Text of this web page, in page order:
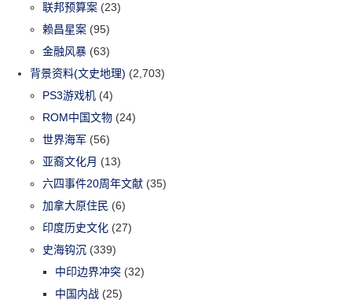
联邦预算案 (23)
赖昌星案 (95)
金融风暴 (63)
背景资料(文史地理) (2,703)
PS3游戏机 (4)
ROM中国文物 (24)
世界海军 (56)
亚裔文化月 (13)
六四事件20周年文献 (35)
加拿大原住民 (6)
印度历史文化 (27)
史海钩沉 (339)
中印边界冲突 (32)
中国内战 (25)